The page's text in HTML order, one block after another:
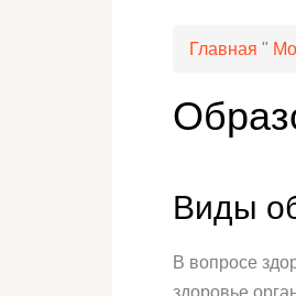
Главная "
Виды
В вопросе
здоровье